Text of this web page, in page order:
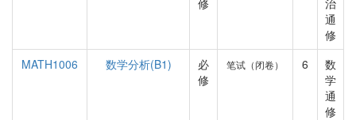
修
治
通
修
MATH1006
数学分析(B1)
必
修
笔试（闭卷） 6
数
学
通
修